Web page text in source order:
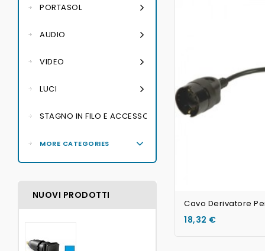
PORTASOL
AUDIO
VIDEO
LUCI
STAGNO IN FILO E ACCESSORI PER SALDATURA
MORE CATEGORIES
NUOVI PRODOTTI
Cavo Derivatore
18,32 €